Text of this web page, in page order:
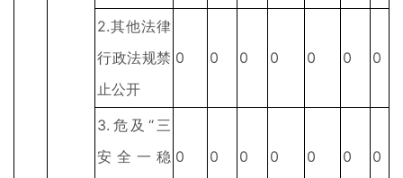
2.其他法律
行政法规禁
止公开
0 0 0 0 0 0 0
3.危及“三
安全一稳 0 0 0 0 0 0 0